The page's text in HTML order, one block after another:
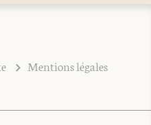
Mentions légales